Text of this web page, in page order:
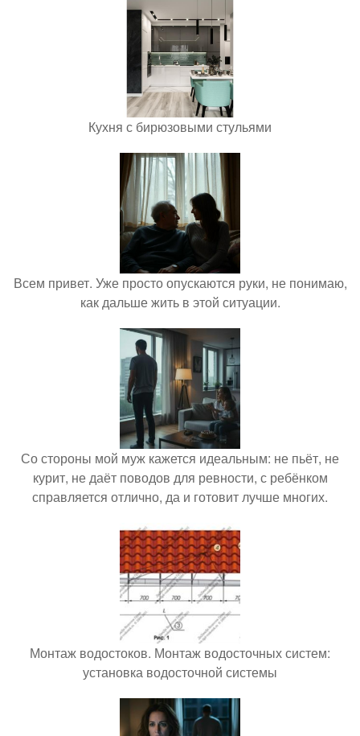
Кухня с бирюзовыми стульями
Всем привет. Уже просто опускаются руки, не понимаю,
как дальше жить в этой ситуации.
Со стороны мой муж кажется идеальным: не пьёт, не
курит, не даёт поводов для ревности, с ребёнком
справляется отлично, да и готовит лучше многих.
Монтаж водостоков. Монтаж водосточных систем:
установка водосточной системы